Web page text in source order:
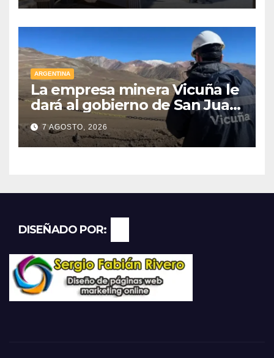
ARGENTINA
La empresa minera Vicuña le
dará al gobierno de San Juan
U$D 250 millones cómo un
aporte extraordinario y no
reembolsable
7 AGOSTO, 2026
DISEÑADO POR: